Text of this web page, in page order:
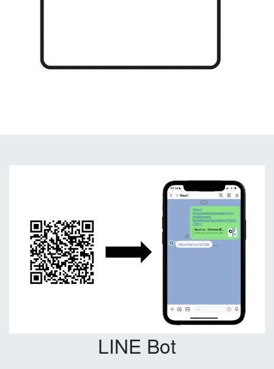
LINE Bot